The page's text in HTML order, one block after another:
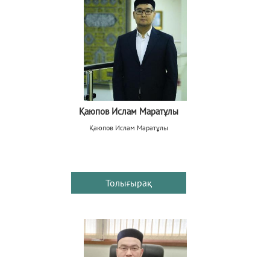
Қаюпов Ислам Маратұлы
Қаюпов Ислам Маратұлы
Толығырақ